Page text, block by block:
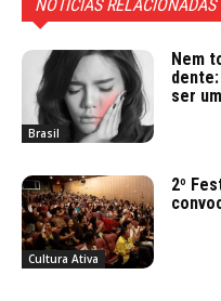
NOTÍCIAS RELACIONADAS
Brasil
Nem
ser
Cultura Ativa
2º